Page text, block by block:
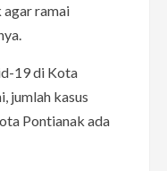
ramai
19 di Kota
jumlah kasus
Pontianak ada